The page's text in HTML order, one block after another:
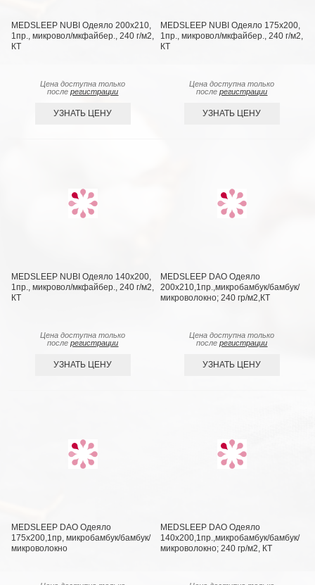
MEDSLEEP NUBI Одеяло 200х210,
1пр., микровол/мкфайбер., 240 г/м2,
КТ
Цена доступна только
послерегистрации
УЗНАТЬ ЦЕНУ
MEDSLEEP NUBI Одеяло 175х200,
1пр., микровол/мкфайбер., 240 г/м2,
КТ
Цена доступна только
послерегистрации
УЗНАТЬ ЦЕНУ
MEDSLEEP NUBI Одеяло 140х200,
1пр., микровол/мкфайбер., 240 г/м2,
КТ
Цена доступна только
послерегистрации
УЗНАТЬ ЦЕНУ
MEDSLEEP DAO Одеяло
200х210,1пр.,микробамбук/бамбук/
микроволокно; 240 гр/м2,КТ
Цена доступна только
послерегистрации
УЗНАТЬ ЦЕНУ
MEDSLEEP DAO Одеяло
175х200,1пр, микробамбук/бамбук/
микроволокно
MEDSLEEP DAO Одеяло
140х200,1пр.,микробамбук/бамбук/
микроволокно; 240 гр/м2, КТ